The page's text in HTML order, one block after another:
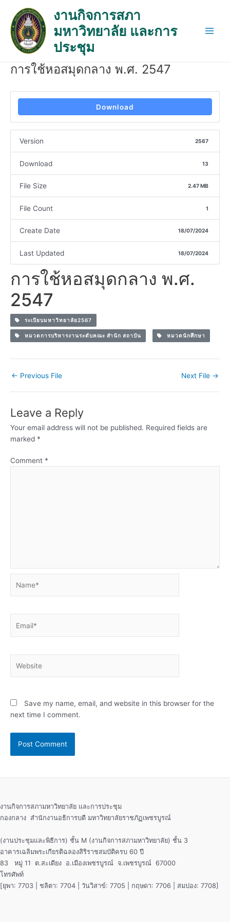
content
งานกิจการสภา
มหาวิทยาลัย และการ
ประชุม
การใช้หอสมุดกลาง พ.ศ. 2547
Download
Version 2567
Download 13
File Size 2.47 MB
File Count 1
Create Date 18/07/2024
Last Updated 18/07/2024
การใช้หอสมุดกลาง พ.ศ.
2547
ระเบียบมหาวิทยาลัย2567
หมวดการบริหารงานระดับคณะ สำนัก สถาบัน หมวดนักศึกษา
navigation
← Previous File Next File →
Leave a Reply
Your email address will not be published. Required fields are
marked *
Comment *
Save my name, email, and website in this browser for the
next time I comment.
งานกิจการสภามหาวิทยาลัย และการประชุม
กองกลาง สำนักงานอธิการบดี มหาวิทยาลัยราชภัฏเพชรบูรณ์
(งานประชุมและพิธีการ) ชั้น M (งานกิจการสภามหาวิทยาลัย) ชั้น 3
อาคารเฉลิมพระเกียรติฉลองสิริราชสมบัติครบ 60 ปี
83 หมู่ 11 ต.สะเดียง อ.เมืองเพชรบูรณ์ จ.เพชรบูรณ์ 67000
โทรศัพท์
[ยุพา: 7703 | ชลิตา: 7704 | วันวิสาข์: 7705 | กฤษดา: 7706 | สมปอง: 7708]